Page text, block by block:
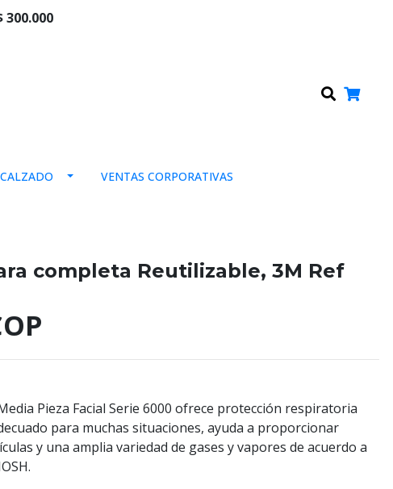
300.000
CALZADO VENTAS CORPORATIVAS
completa Reutilizable, 3M Ref
Pieza Facial Serie 6000 ofrece protección respiratoria
para muchas situaciones, ayuda a proporcionar
y una amplia variedad de gases y vapores de acuerdo a